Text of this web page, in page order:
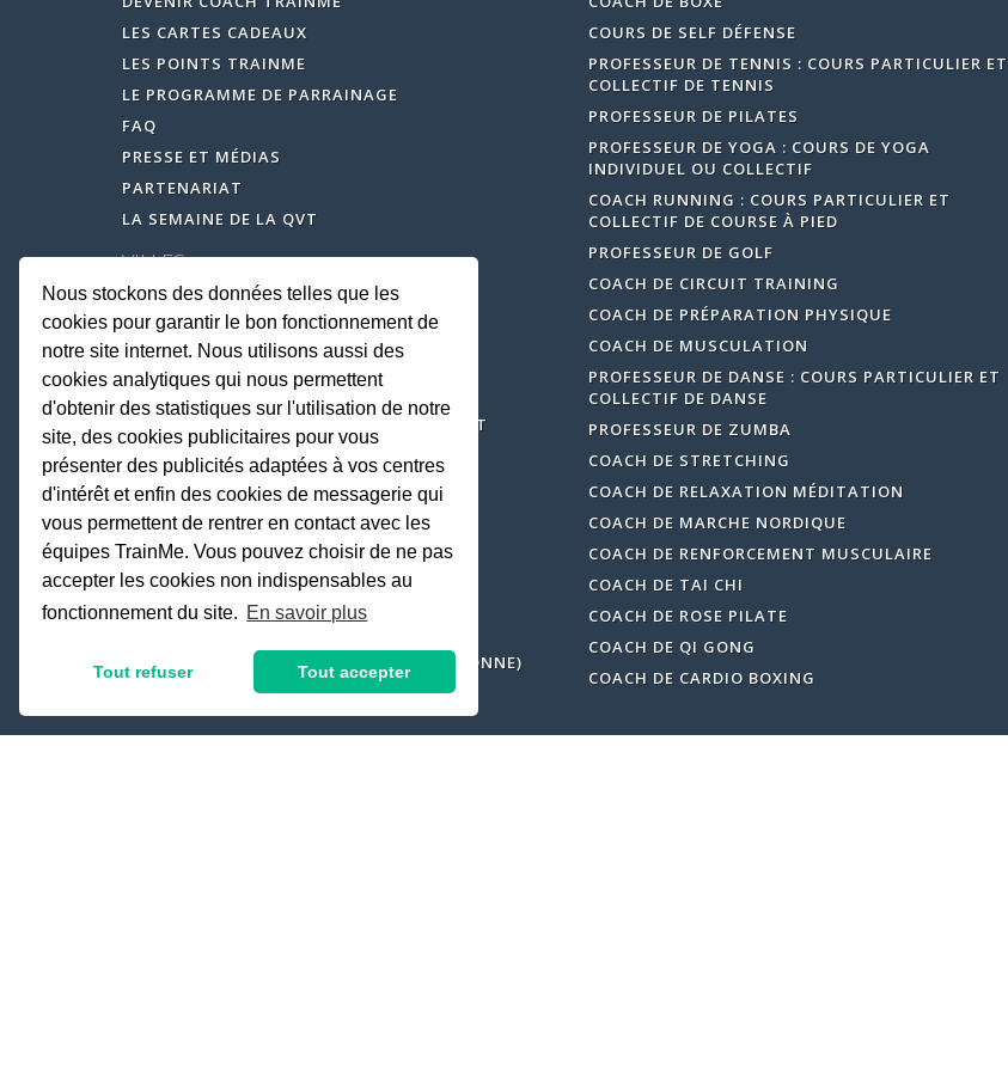
Bonnes explications
Caroline L
Alexis est à l'écoute par rapports à nos attentes et objectifs.
Bons conseils en fonction du niveau.
Très bonne séance.
LES CARTES CADEAUX
LES POINTS TRAINME
LE PROGRAMME DE PARRAINAGE
FAQ
PRESSE ET MÉDIAS
PARTENARIAT
LA SEMAINE DE LA QVT
VILLES
COACH SPORTIF PARIS
COACH SPORTIF LYON
COACH SPORTIF MARSEILLE
COACH SPORTIF NICE
COACH SPORTIF BOULOGNE-BILLANCOURT
COACH SPORTIF NEUILLY-SUR-SEINE
COACH SPORTIF LEVALLOIS-PERRET
COACH SPORTIF ISSY-LES-MOULINEAUX
COACH SPORTIF COURBEVOIE
SPORT SANTÉ
COACH SPORTIF SAP (SERVICE À LA PERSONNE)
COURS DE SELF DÉFENSE
PROFESSEUR DE TENNIS : COURS PARTICULIER ET
COLLECTIF DE TENNIS
PROFESSEUR DE PILATES
PROFESSEUR DE YOGA : COURS DE YOGA
INDIVIDUEL OU COLLECTIF
COACH RUNNING : COURS PARTICULIER ET
COLLECTIF DE COURSE À PIED
PROFESSEUR DE GOLF
COACH DE CIRCUIT TRAINING
COACH DE PRÉPARATION PHYSIQUE
COACH DE MUSCULATION
PROFESSEUR DE DANSE : COURS PARTICULIER ET
COLLECTIF DE DANSE
PROFESSEUR DE ZUMBA
COACH DE STRETCHING
COACH DE RELAXATION MÉDITATION
COACH DE MARCHE NORDIQUE
COACH DE RENFORCEMENT MUSCULAIRE
COACH DE TAI CHI
COACH DE ROSE PILATE
COACH DE QI GONG
COACH DE CARDIO BOXING
Nous stockons des données telles que les
cookies pour garantir le bon fonctionnement de
notre site internet. Nous utilisons aussi des
cookies analytiques qui nous permettent
d'obtenir des statistiques sur l'utilisation de notre
site, des cookies publicitaires pour vous
présenter des publicités adaptées à vos centres
d'intérêt et enfin des cookies de messagerie qui
vous permettent de rentrer en contact avec les
équipes TrainMe. Vous pouvez choisir de ne pas
accepter les cookies non indispensables au
fonctionnement du site. En savoir plus
Tout refuser Tout accepter